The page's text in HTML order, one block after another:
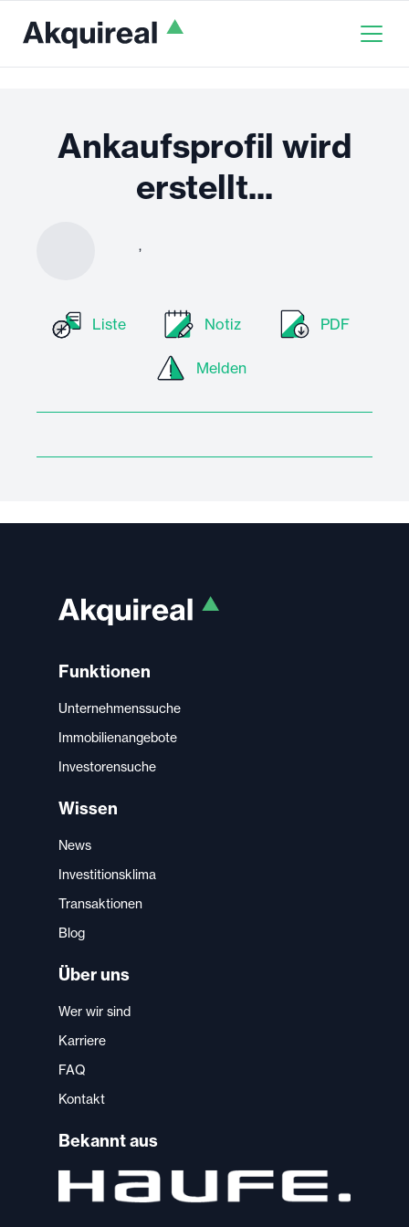
Ankaufsprofil wird
erstellt...
,
Liste Notiz PDF
Melden
Funktionen
Unternehmenssuche
Immobilienangebote
Investorensuche
Wissen
News
Investitionsklima
Transaktionen
Blog
Über uns
Wer wir sind
Karriere
FAQ
Kontakt
Bekannt aus